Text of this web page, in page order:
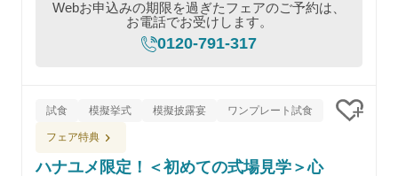
Webお申込みの期限を過ぎたフェアのご予約は、
お電話でお受けします。
0120-791-317
試食 模擬挙式 模擬披露宴 ワンプレート試食
フェア特典
ハナユメ限定！＜初めての式場見学＞心